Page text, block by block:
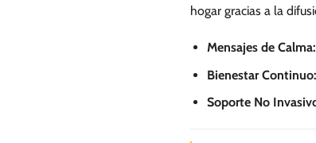
hogar gracias a la
Mensajes de Calma:
Bienestar Continuo:
Soporte No